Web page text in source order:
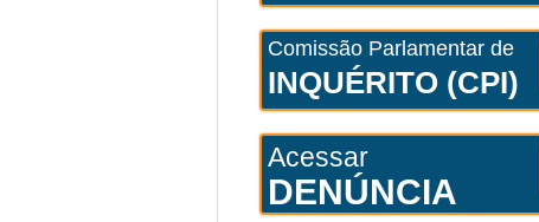
Comissão Parlamentar de
INQUÉRITO (CPI)
Acessar
DENÚNCIA